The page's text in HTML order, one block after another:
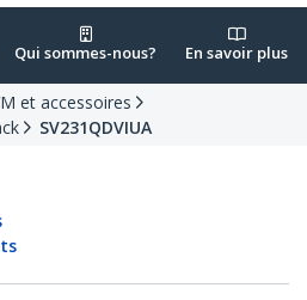
Qui sommes-nous? En savoir plus
et accessoires
SV231QDVIUA